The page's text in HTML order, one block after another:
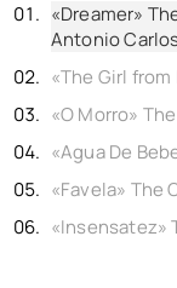
«Dreamer»
Antonio